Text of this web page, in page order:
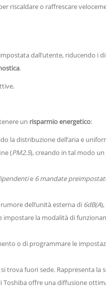
riscaldare o raffrescare
dall’utente, riducendo i
.
un risparmio energetico:
la distribuzione dell’aria e
(PM2.5), creando in tal modo
e 6 mandate
dell’unità esterna di 6dB(A
la modalità di
o di programmare le
trova fuori sede. Rappresenta
Toshiba offre una diffusione